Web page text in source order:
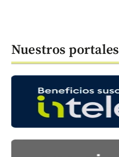
Nuestros portales